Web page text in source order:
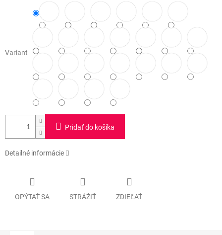
Variant
Pridať do košíka
Detailné informácie
OPÝTAŤ SA STRÁŽIŤ ZDIEĽAŤ